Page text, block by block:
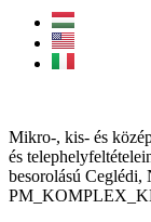
Mikro-, kis- és
és
besorolású Ceglédi,